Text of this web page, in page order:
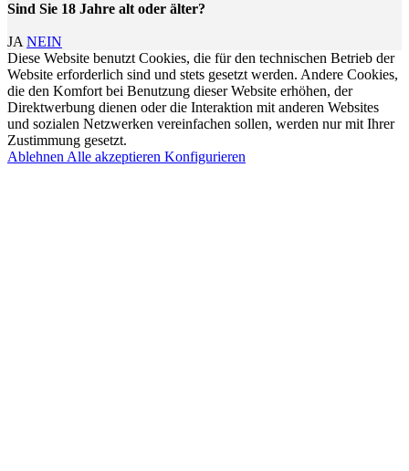
Sind Sie 18 Jahre alt oder älter?
JA NEIN
Diese Website benutzt Cookies, die für den technischen Betrieb der
Website erforderlich sind und stets gesetzt werden. Andere Cookies,
die den Komfort bei Benutzung dieser Website erhöhen, der
Direktwerbung dienen oder die Interaktion mit anderen Websites
und sozialen Netzwerken vereinfachen sollen, werden nur mit Ihrer
Zustimmung gesetzt.
Ablehnen Alle akzeptieren Konfigurieren